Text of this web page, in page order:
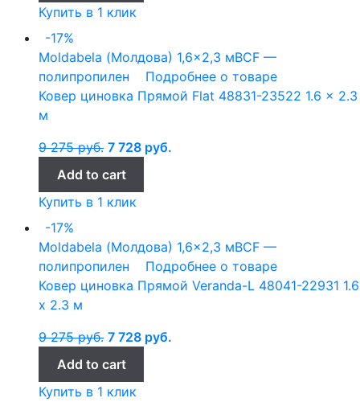
Купить в 1 клик
-17%
Moldabela (Молдова) 1,6x2,3 мBCF —
полипропилен
Подробнее о товаре
Ковер циновка Прямой Flat 48831-23522 1.6 x 2.3
м
9 275руб. 7 728 руб.
Add to cart
Купить в 1 клик
-17%
Moldabela (Молдова) 1,6x2,3 мBCF —
полипропилен
Подробнее о товаре
Ковер циновка Прямой Veranda-L 48041-22931 1.6
x 2.3 м
9 275руб. 7 728 руб.
Add to cart
Купить в 1 клик